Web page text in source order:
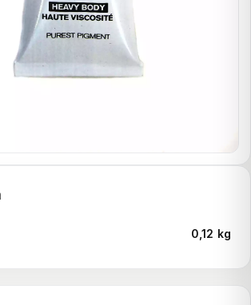
0,12 kg